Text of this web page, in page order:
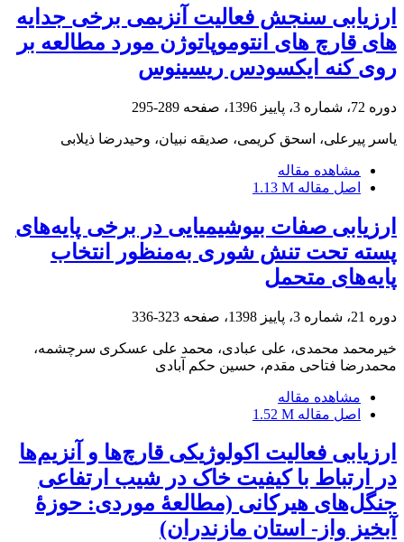
ارزیابی سنجش فعالیت آنزیمی برخی جدایه
های قارچ های انتوموپاتوژن مورد مطالعه بر
روی کنه ایکسودس ریسینوس
دوره 72، شماره 3، پاییز 1396، صفحه 289-295
یاسر پیرعلی، اسحق کریمی، صدیقه نبیان، وحیدرضا ذیلابی
مشاهده مقاله
اصل مقاله 1.13 M
ارزیابی صفات بیوشیمیایی در برخی پایه‌های
پسته تحت تنش شوری به‌منظور انتخاب
پایه‌های متحمل
دوره 21، شماره 3، پاییز 1398، صفحه 323-336
خیرمحمد محمدی، علی عبادی، محمد علی عسکری سرچشمه،
محمدرضا فتاحی مقدم، حسین حکم آبادی
مشاهده مقاله
اصل مقاله 1.52 M
ارزیابی فعالیت اکولوژیکی قارچ‌ها و آنزیم‌ها
در ارتباط با کیفیت خاک در شیب ارتفاعی
جنگل‌های هیرکانی (مطالعۀ موردی: حوزۀ
آبخیز واز- استان مازندران)